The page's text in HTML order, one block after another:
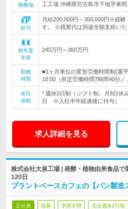
勤務地
工工場 沖縄県宮古島市下地字来間
給与
月給200,000円～300,000円※経験
す。 ※残業代は別途全額支給い
初年度
年収
240万円～360万円
勤務
時間
■1ヶ月単位の変形労働時間制(週
18:00（所定労働時間7時間40分／…
休日
休暇
* 週休2日制（シフト制、月8日休
日 ※入社半年経過後に付与）
求人詳細を見る
株式会社大泉工場 | 発酵・植物由来食品
120日
プラントベースカフェの【パン製造
正社員 急募 学歴不問 完全週休2日制